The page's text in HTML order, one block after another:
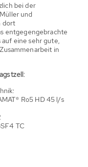
bei der
und
dort
entgegengebrachte
eine sehr gute,
in
Ro5 HD 45 l/s
TC